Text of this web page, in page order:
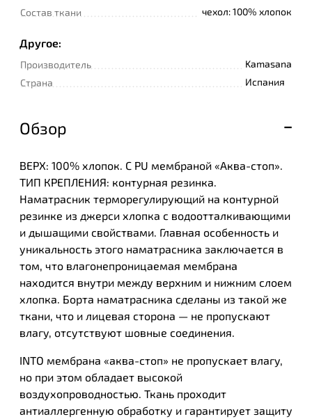
Состав ткани
чехол: 100% хлопок
Другое:
Производитель
Kamasana
Страна
Испания
Обзор
ВЕРХ: 100% хлопок. С PU мембраной «Аква-стоп».
ТИП КРЕПЛЕНИЯ: контурная резинка.
Наматрасник терморегулирующий на контурной
резинке из джерси хлопка с водоотталкивающими
и дышащими свойствами. Главная особенность и
уникальность этого наматрасника заключается в
том, что влагонепроницаемая мембрана
находится внутри между верхним и нижним слоем
хлопка. Борта наматрасника сделаны из такой же
ткани, что и лицевая сторона — не пропускают
влагу, отсутствуют шовные соединения.
INTO мембрана «аква-стоп» не пропускает влагу,
но при этом обладает высокой
воздухопроводностью. Ткань проходит
антиаллергенную обработку и гарантирует защиту